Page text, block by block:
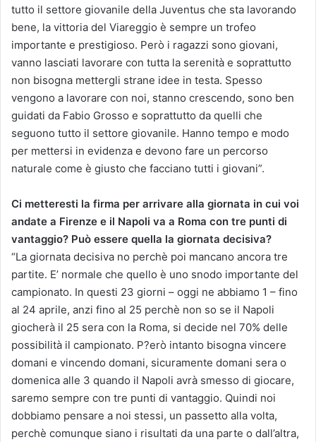
tutto il settore giovanile della Juventus che sta lavorando
bene, la vittoria del Viareggio è sempre un trofeo
importante e prestigioso. Però i ragazzi sono giovani,
vanno lasciati lavorare con tutta la serenità e soprattutto
non bisogna mettergli strane idee in testa. Spesso
vengono a lavorare con noi, stanno crescendo, sono ben
guidati da Fabio Grosso e soprattutto da quelli che
seguono tutto il settore giovanile. Hanno tempo e modo
per mettersi in evidenza e devono fare un percorso
naturale come è giusto che facciano tutti i giovani”.
Ci metteresti la firma per arrivare alla giornata in cui voi
andate a Firenze e il Napoli va a Roma con tre punti di
vantaggio? Può essere quella la giornata decisiva?
“La giornata decisiva no perchè poi mancano ancora tre
partite. E’ normale che quello è uno snodo importante del
campionato. In questi 23 giorni – oggi ne abbiamo 1 – fino
al 24 aprile, anzi fino al 25 perchè non so se il Napoli
giocherà il 25 sera con la Roma, si decide nel 70% delle
possibilità il campionato. P?erò intanto bisogna vincere
domani e vincendo domani, sicuramente domani sera o
domenica alle 3 quando il Napoli avrà smesso di giocare,
saremo sempre con tre punti di vantaggio. Quindi noi
dobbiamo pensare a noi stessi, un passetto alla volta,
perchè comunque siano i risultati da una parte o dall’altra,